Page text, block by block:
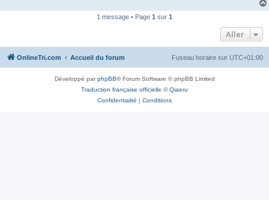
1 message • Page 1 sur 1
Aller
OnlineTri.com Accueil du forum Fuseau horaire sur UTC+01:00
Développé parphpBB® Forum Software © phpBB Limited
Traduction française officielle ©Qiaeru
Confidentialité
Conditions